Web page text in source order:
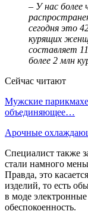
– У нас более
сегодня это
курящих
составляет
более 2 млн
Сейчас читают
Мужские
объединяющее…
Арочные
Специалист также
стали намного
Правда, это
изделий, то есть
в моде
обеспокоенность.